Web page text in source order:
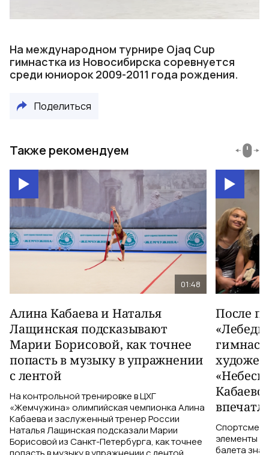
На международном турнире Ojaq Cup
гимнастка из Новосибирска соревнуется
среди юниорок 2009-2011 года рождения.
Поделиться
Также рекомендуем
01:48
Алина Кабаева и Наталья
Лащинская подсказывают
Марии Борисовой, как точнее
попасть в музыку в упражнении
с лентой
На контрольной тренировке в ЦХГ
«Жемчужина» олимпийская чемпионка Алина
Кабаева и заслуженный тренер России
Наталья Лащинская подсказали Марии
Борисовой из Санкт-Петербурга, как точнее
После
элементы
балета